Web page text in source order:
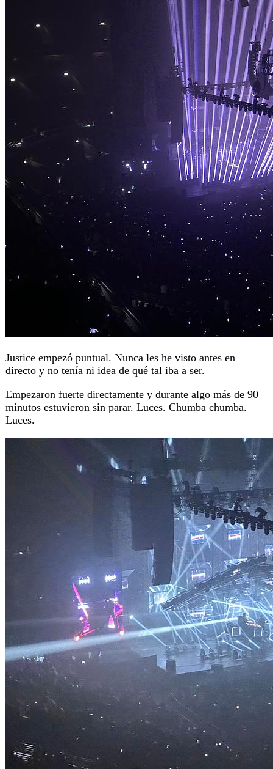
Justice empezó puntual. Nunca les he visto antes en
directo y no tenía ni idea de qué tal iba a ser.
Empezaron fuerte directamente y durante algo más de 90
minutos estuvieron sin parar. Luces. Chumba chumba.
Luces.